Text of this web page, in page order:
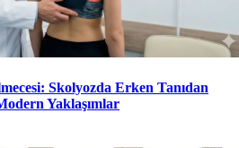
Skolyozda Erken Tanıdan
Yaklaşımlar